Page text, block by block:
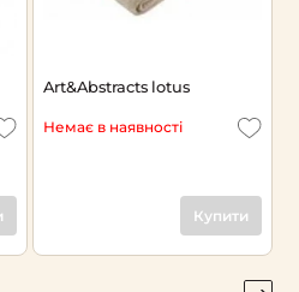
Art&Abstracts lotus
Немає в наявності
Купити